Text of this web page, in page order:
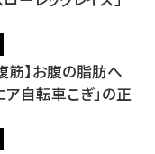
筋】お腹の脂肪へ
ア自転車こぎ」の正